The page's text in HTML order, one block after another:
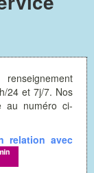
24 et 7j/7. Nos
au numéro ci-
relation avec